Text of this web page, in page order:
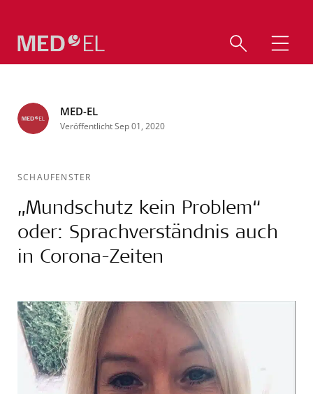
MED-EL
Veröffentlicht Sep 01, 2020
SCHAUFENSTER
„Mundschutz kein Problem“
oder: Sprachverständnis auch
in Corona-Zeiten